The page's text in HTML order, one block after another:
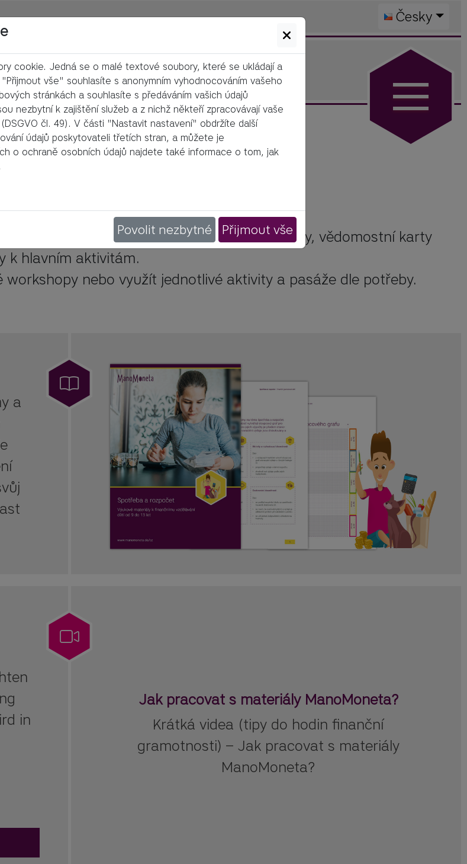
Česky
(2 x 45 min) včetně pomůcek pro aktivity, vědomostní karty
k hlavním aktivitám.
nebo využít jednotlivé aktivity a pasáže dle potřeby.
a
Jak pracovat s materiály ManoMoneta?
Krátká videa (tipy do hodin finanční
gramotnosti) – Jak pracovat s materiály
ManoMoneta?
in
cookie. Jedná se o malé textové soubory, které se ukládají a
vše" souhlasíte s anonymním vyhodnocováním vašeho
stránkách a souhlasíte s předáváním vašich údajů
nezbytní k zajištění služeb a z nichž někteří zpracovávají vaše
čl. 49). V části "Nastavit nastavení" obdržíte další
údajů poskytovateli třetích stran, a můžete je
o ochraně osobních údajů najdete také informace o tom, jak
Povolit nezbytné Přijmout vše